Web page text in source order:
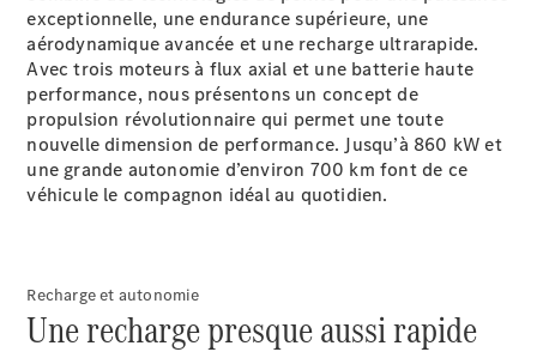
Sites et
horaires
Formulaire
de contact
Prendre
rendez-
vous à
exceptionnelle, une endurance supérieure, une
aérodynamique avancée et une recharge ultrarapide.
Avec trois moteurs à flux axial et une batterie haute
performance, nous présentons un concept de
propulsion révolutionnaire qui permet une toute
nouvelle dimension de performance. Jusqu’à 860 kW et
une grande autonomie d’environ 700 km font de ce
véhicule le compagnon idéal au quotidien.
Recharge et autonomie
Une recharge presque aussi rapide